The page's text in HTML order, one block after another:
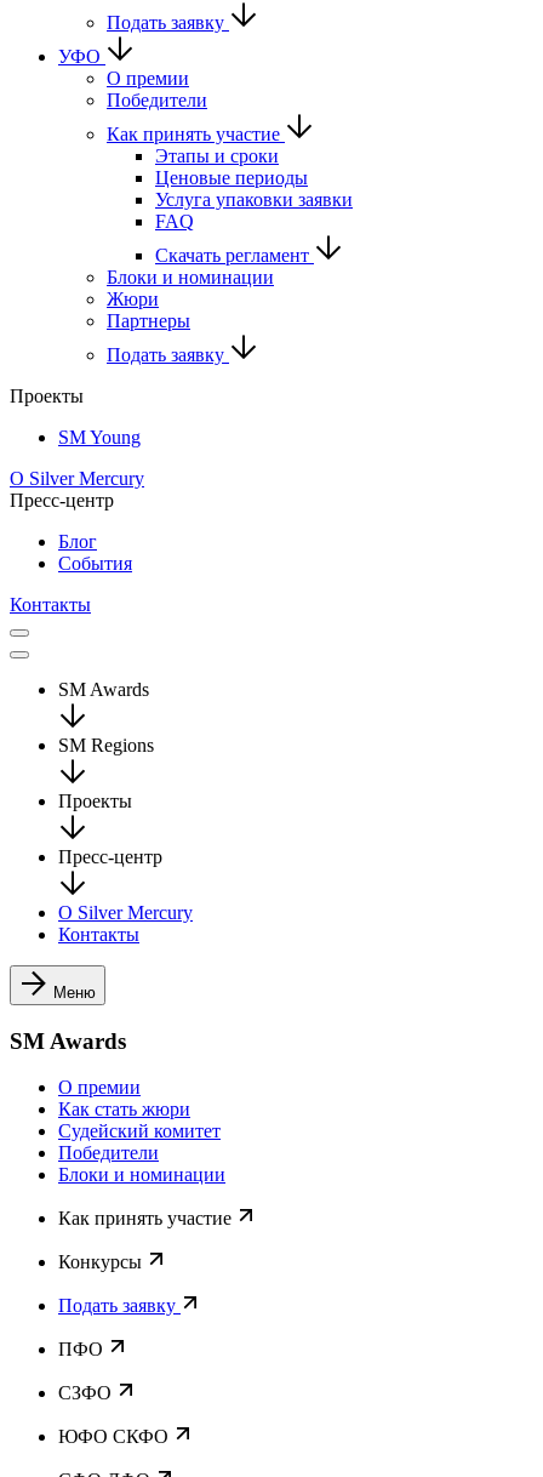
Подать заявку
УФО
О премии
Победители
Как принять участие
Этапы и сроки
Ценовые периоды
Услуга упаковки заявки
FAQ
Скачать регламент
Блоки и номинации
Жюри
Партнеры
Подать заявку
Проекты
SM Young
О Silver Mercury
Пресс-центр
Блог
События
Контакты
SM Awards
SM Regions
Проекты
Пресс-центр
О Silver Mercury
Контакты
Меню
SM Awards
О премии
Как стать жюри
Судейский комитет
Победители
Блоки и номинации
Как принять участие
Конкурсы
Подать заявку
ПФО
СЗФО
ЮФО СКФО